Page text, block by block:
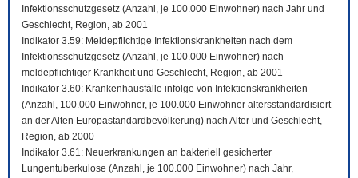
Infektionsschutzgesetz (Anzahl, je 100.000 Einwohner) nach Jahr und
Geschlecht, Region, ab 2001
Indikator 3.59: Meldepflichtige Infektionskrankheiten nach dem
Infektionsschutzgesetz (Anzahl, je 100.000 Einwohner) nach
meldepflichtiger Krankheit und Geschlecht, Region, ab 2001
Indikator 3.60: Krankenhausfälle infolge von Infektionskrankheiten
(Anzahl, 100.000 Einwohner, je 100.000 Einwohner altersstandardisiert
an der Alten Europastandardbevölkerung) nach Alter und Geschlecht,
Region, ab 2000
Indikator 3.61: Neuerkrankungen an bakteriell gesicherter
Lungentuberkulose (Anzahl, je 100.000 Einwohner) nach Jahr,